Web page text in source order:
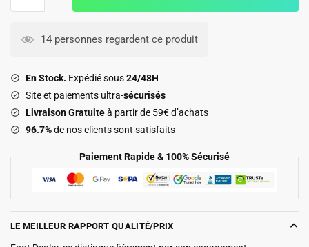
2027
Weah
14 personnes regardent ce produit
En Stock. Expédié sous24/48H
Site et paiements ultra-sécurisés
Livraison Gratuiteà partir de 59€ d’achats
96.7%de nos clients sont satisfaits
Paiement Rapide & 100% Sécurisé
LE MEILLEUR RAPPORT QUALITÉ/PRIX